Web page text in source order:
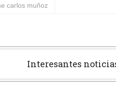
carlos muñoz
Interesantes